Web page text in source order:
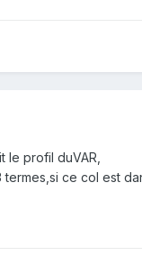
le profil duVAR,
ce col est